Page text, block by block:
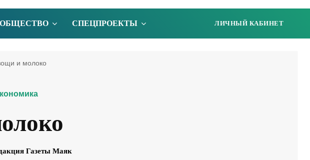
ОБЩЕСТВО СПЕЦПРОЕКТЫ ЛИЧНЫЙ КАБИНЕТ
и молоко
Газеты Маяк